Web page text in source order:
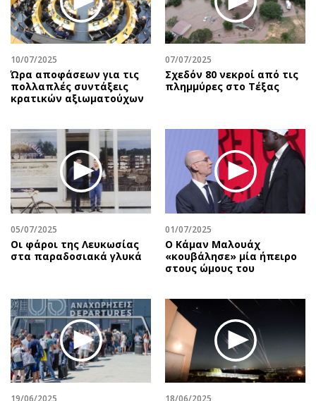
10/07/2025
Ώρα αποφάσεων για τις
πολλαπλές συντάξεις
κρατικών αξιωματούχων
07/07/2025
Σχεδόν 80 νεκροί από τις
πλημμύρες στο Τέξας
05/07/2025
Οι φάροι της Λευκωσίας
στα παραδοσιακά γλυκά
01/07/2025
Ο Κάμαν Μαλουάχ
«κουβάλησε» μία ήπειρο
στους ώμους του
19/06/2025 18/06/2025